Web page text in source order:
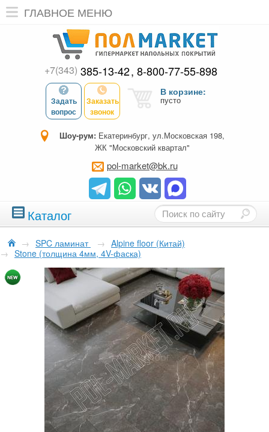
ГЛАВНОЕ МЕНЮ
+7(343) 385-13-42 8-800-77-55-898
Задать
вопрос
Заказать
звонок
В корзине:
пусто
Шоу-рум: Екатеринбург, ул.Московская 198,
ЖК "Московский квартал"
pol-market@bk.ru
Каталог
→ SPC ламинат → Alpine floor (Китай)
→ Stone (толщина 4мм, 4V-фаска)